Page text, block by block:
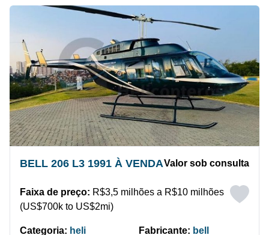
BELL 206 L3 1991 À VENDAValor sob consulta
Faixa de preço: R$3,5 milhões a R$10 milhões
(US$700k to US$2mi)
Categoria: heli Fabricante: bell